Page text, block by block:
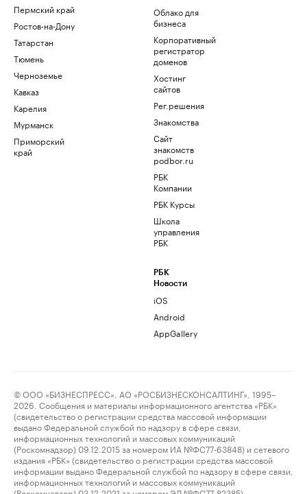
Пермский край
Ростов-на-Дону
Татарстан
Тюмень
Черноземье
Кавказ
Карелия
Мурманск
Приморский
край
Облако для
бизнеса
Корпоративный
регистратор
доменов
Хостинг
сайтов
Рег.решения
Знакомства
Сайт
знакомств
podbor.ru
РБК
Компании
РБК Курсы
Школа
управления
РБК
РБК
Новости
iOS
Android
AppGallery
© ООО «БИЗНЕСПРЕСС», АО «РОСБИЗНЕСКОНСАЛТИНГ», 1995–
2026. Сообщения и материалы информационного агентства «РБК»
(свидетельство о регистрации средства массовой информации
выдано Федеральной службой по надзору в сфере связи,
информационных технологий и массовых коммуникаций
(Роскомнадзор) 09.12.2015 за номером ИА №ФС77-63848) и сетевого
издания «РБК» (свидетельство о регистрации средства массовой
информации выдано Федеральной службой по надзору в сфере связи,
информационных технологий и массовых коммуникаций